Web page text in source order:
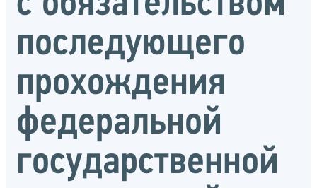
последующего
прохождения
федеральной
государственной